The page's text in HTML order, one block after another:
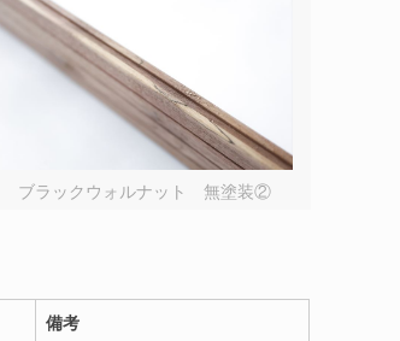
ブラックウォルナット 無塗装②
備考